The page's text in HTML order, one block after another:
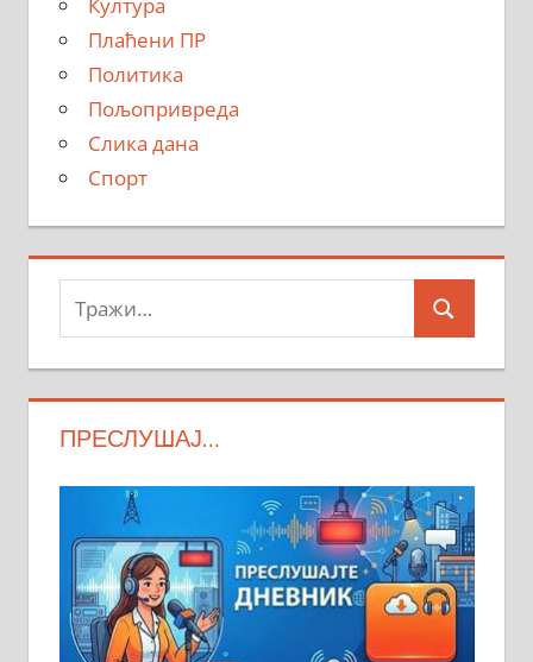
Култура
Плаћени ПР
Политика
Пољопривреда
Слика дана
Спорт
Тражи:
Search
ПРЕСЛУШАЈ…